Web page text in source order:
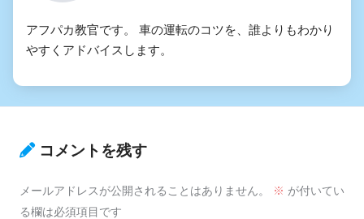
アフパカ教官です。 車の運転のコツを、誰よりもわかり
やすくアドバイスします。
コメントを残す
メールアドレスが公開されることはありません。 ※ が付いてい
る欄は必須項目です